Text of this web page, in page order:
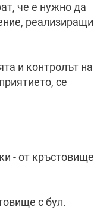
че е нужно да
реализиращи
и контролът на
се
- от кръстовище
с бул.